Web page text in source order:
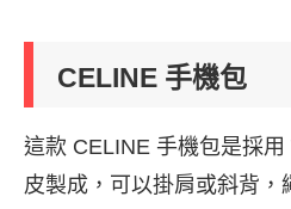
CELINE 手機包
這款 CELINE 手機包是採
皮製成，可以掛肩或斜背，